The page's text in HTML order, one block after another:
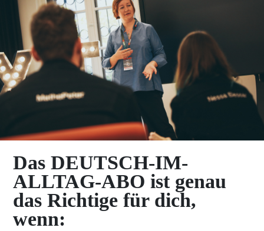
Das DEUTSCH-IM-
ALLTAG-ABO ist genau
das Richtige für dich,
wenn: